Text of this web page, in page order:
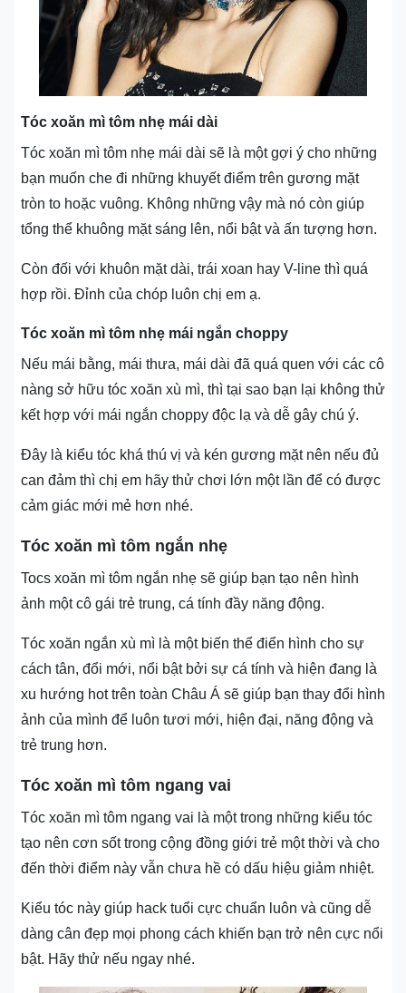
Tóc xoăn mì tôm nhẹ mái dài
Tóc xoăn mì tôm nhẹ mái dài sẽ là một gợi ý cho những
bạn muốn che đi những khuyết điểm trên gương mặt
tròn to hoặc vuông. Không những vậy mà nó còn giúp
tổng thể khuông mặt sáng lên, nổi bật và ấn tượng hơn.
Còn đối với khuôn mặt dài, trái xoan hay V-line thì quá
hợp rồi. Đỉnh của chóp luôn chị em ạ.
Tóc xoăn mì tôm nhẹ mái ngắn choppy
Nếu mái bằng, mái thưa, mái dài đã quá quen với các cô
nàng sở hữu tóc xoăn xù mì, thì tại sao bạn lại không thử
kết hợp với mái ngắn choppy độc lạ và dễ gây chú ý.
Đây là kiểu tóc khá thú vị và kén gương mặt nên nếu đủ
can đảm thì chị em hãy thử chơi lớn một lần để có được
cảm giác mới mẻ hơn nhé.
Tóc xoăn mì tôm ngắn nhẹ
Tocs xoăn mì tôm ngắn nhẹ sẽ giúp bạn tạo nên hình
ảnh một cô gái trẻ trung, cá tính đầy năng động.
Tóc xoăn ngắn xù mì là một biến thể điển hình cho sự
cách tân, đổi mới, nổi bật bởi sự cá tính và hiện đang là
xu hướng hot trên toàn Châu Á sẽ giúp bạn thay đổi hình
ảnh của mình để luôn tươi mới, hiện đại, năng động và
trẻ trung hơn.
Tóc xoăn mì tôm ngang vai
Tóc xoăn mì tôm ngang vai là một trong những kiểu tóc
tạo nên cơn sốt trong cộng đồng giới trẻ một thời và cho
đến thời điểm này vẫn chưa hề có dấu hiệu giảm nhiệt.
Kiểu tóc này giúp hack tuổi cực chuẩn luôn và cũng dễ
dàng cân đẹp mọi phong cách khiến bạn trở nên cực nổi
bật. Hãy thử nếu ngay nhé.